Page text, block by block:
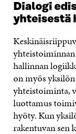
Dialogi
yhteisestä
hallinnan
on myös
yhteistoiminta,
luottamus
hyöty. Kun
rakentuvan sen